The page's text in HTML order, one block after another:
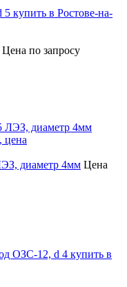
Цена по запросу
диаметр 4мм Цена